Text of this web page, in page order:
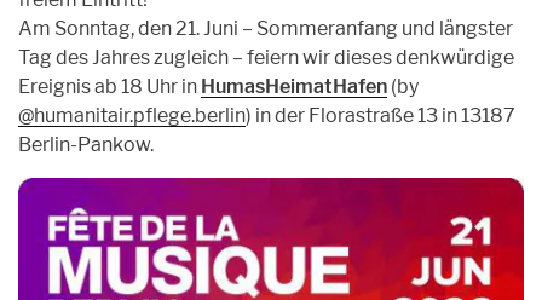
Archiv
Unpluggedival Fête 2026
Archiv
Übersicht
Archiv
Caroussel
Übersicht
Archiv
Podcasts
Kontakt
Kontakt
Förderung
Am Sonntag, den 21. Juni – Sommeranfang und längster
Tag des Jahres zugleich – feiern wir dieses denkwürdige
Ereignis ab 18 Uhr in HumasHeimatHafen (by
@humanitair.pflege.berlin) in der Florastraße 13 in 13187
Berlin-Pankow.